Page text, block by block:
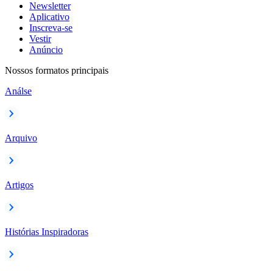
Newsletter
Aplicativo
Inscreva-se
Vestir
Anúncio
Nossos formatos principais
Análse
Arquivo
Artigos
Histórias Inspiradoras